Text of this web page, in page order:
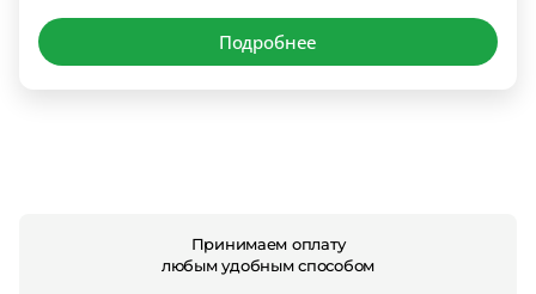
Подробнее
Принимаем оплату
любым удобным способом